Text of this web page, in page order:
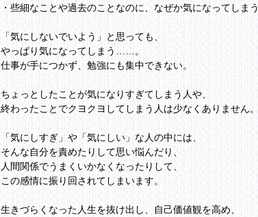
・些細なことや過去のことなのに、なぜか気になってしまう
「気にしないでいよう」と思っても、
やっぱり気になってしまう……。
仕事が手につかず、勉強にも集中できない。
ちょっとしたことが気になりすぎてしまう人や、
終わったことでクヨクヨしてしまう人は少なくありません。
「気にしすぎ」や「気にしい」な人の中には、
そんな自分を責めたりして思い悩んだり、
人間関係でうまくいかなくなったりして、
この感情に振り回されてしまいます。
生きづらくなった人生を抜け出し、自己価値観を高め、